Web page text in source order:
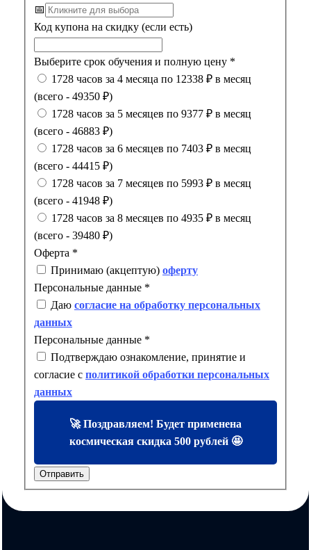
📅
Код купона на скидку (если есть)
Выберите срок обучения и полную цену *
1728 часов за 4 месяца по 12338 ₽ в месяц
(всего - 49350 ₽)
1728 часов за 5 месяцев по 9377 ₽ в месяц
(всего - 46883 ₽)
1728 часов за 6 месяцев по 7403 ₽ в месяц
(всего - 44415 ₽)
1728 часов за 7 месяцев по 5993 ₽ в месяц
(всего - 41948 ₽)
1728 часов за 8 месяцев по 4935 ₽ в месяц
(всего - 39480 ₽)
Оферта *
Принимаю (акцептую) оферту
Персональные данные *
Даю согласие на обработку персональных
данных
Персональные данные *
Подтверждаю ознакомление, принятие и
согласие с политикой обработки персональных
данных
🚀 Поздравляем! Будет применена
космическая скидка 500 рублей 🤩
Отправить